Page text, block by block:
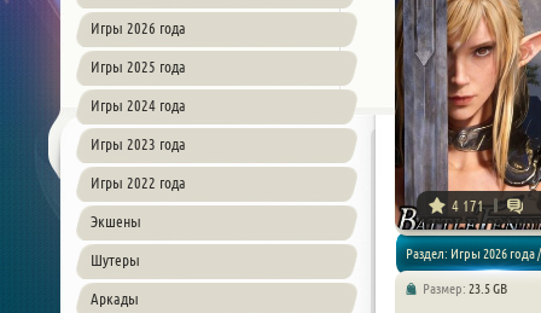
Игры 2026 года
Игры 2025 года
Игры 2024 года
Игры 2023 года
Игры 2022 года
Экшены
Шутеры
Аркады
4 171
Раздел: Игры 2026 года /
Размер: 23.5 GB